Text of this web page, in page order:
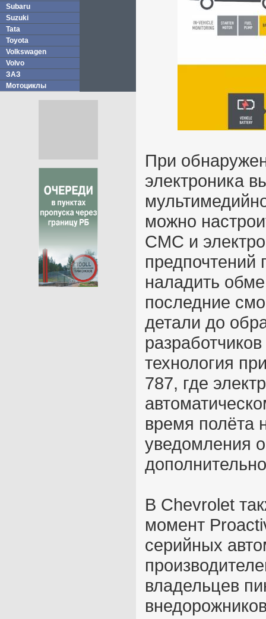
Subaru
Suzuki
Tata
Toyota
Volkswagen
Volvo
ЗАЗ
Мотоциклы
При
электроника
можно
СМС и
предпочтений
наладить
последние
детали до
технология
787, где
время полёта
уведомления
В Chevrolet
момент
серийных
владельцев